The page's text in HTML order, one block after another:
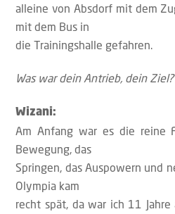
alleine von Absdorf mit dem
mit dem Bus in
die Trainingshalle gefahren.
Was war dein Antrieb, dein Ziel?
Wizani:
Am Anfang war es die reine
Bewegung, das
Springen, das Auspowern und
Olympia kam
recht spät, da war ich 11